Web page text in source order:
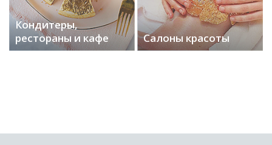
Кондитеры,
рестораны и кафе
Салоны красоты